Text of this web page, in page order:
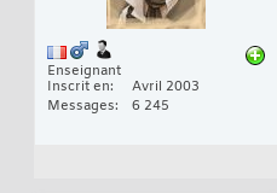
Enseignant
Inscrit en
Avril 2003
Messages
6 245